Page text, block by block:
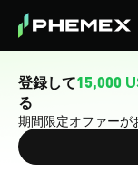
登録して15,000
る
期間限定オファーが